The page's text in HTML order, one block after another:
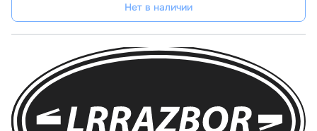
Нет в наличии